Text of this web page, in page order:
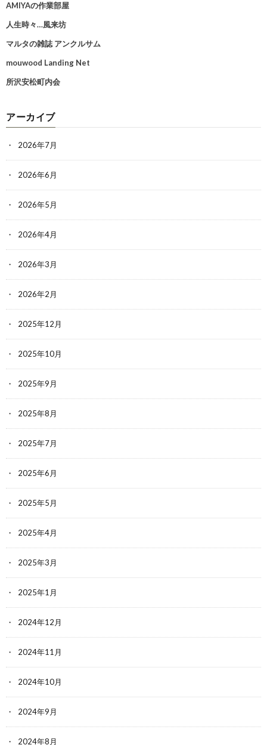
AMIYAの作業部屋
人生時々…風来坊
マルタの雑誌 アンクルサム
mouwood Landing Net
所沢安松町内会
アーカイブ
2026年7月
2026年6月
2026年5月
2026年4月
2026年3月
2026年2月
2025年12月
2025年10月
2025年9月
2025年8月
2025年7月
2025年6月
2025年5月
2025年4月
2025年3月
2025年1月
2024年12月
2024年11月
2024年10月
2024年9月
2024年8月